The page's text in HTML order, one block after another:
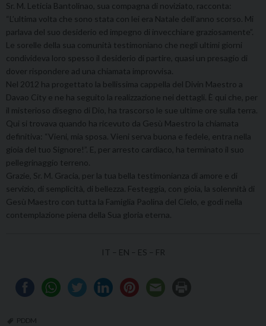
Sr. M. Leticia Bantolinao, sua compagna di noviziato, racconta:
“L’ultima volta che sono stata con lei era Natale dell’anno scorso. Mi
parlava del suo desiderio ed impegno di invecchiare graziosamente”.
Le sorelle della sua comunità testimoniano che negli ultimi giorni
condivideva loro spesso il desiderio di partire, quasi un presagio di
dover rispondere ad una chiamata improvvisa.
Nel 2012 ha progettato la bellissima cappella del Divin Maestro a
Davao City e ne ha seguito la realizzazione nei dettagli. È qui che, per
il misterioso disegno di Dio, ha trascorso le sue ultime ore sulla terra.
Qui si trovava quando ha ricevuto da Gesù Maestro la chiamata
definitiva: “Vieni, mia sposa. Vieni serva buona e fedele, entra nella
gioia del tuo Signore!”. E, per arresto cardiaco, ha terminato il suo
pellegrinaggio terreno.
Grazie, Sr. M. Gracia, per la tua bella testimonianza di amore e di
servizio, di semplicità, di bellezza. Festeggia, con gioia, la solennità di
Gesù Maestro con tutta la Famiglia Paolina del Cielo, e godi nella
contemplazione piena della Sua gloria eterna.
IT – EN – ES – FR
PDDM